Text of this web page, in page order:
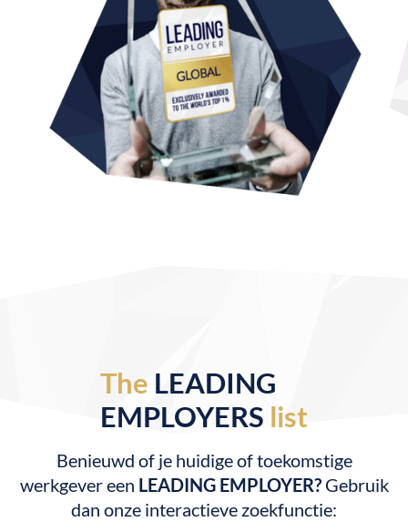
The LEADING
EMPLOYERS list
Benieuwd of je huidige of toekomstige
werkgever een LEADING EMPLOYER?Gebruik
dan onze interactieve zoekfunctie: